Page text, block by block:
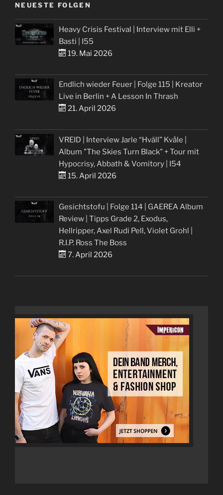
NEUESTE FOLGEN
Heavy Crisis Festival | Interview mit Elli +
Basti | I55
19. Mai 2026
Endlich wieder Feuer | Folge 115 | Kreator
Live in Berlin + A Lesson In Thrash
21. April 2026
VREID | Interview Jarle “Hváll” Kvåle |
Album "The Skies Turn Black" + Tour mit
Hypocrisy, Abbath & Vomitory | I54
15. April 2026
Gesichtstofu | Folge 114 | GAEREA Album
Review | Tipps Grade 2, Exodus,
Hellripper, Axel Rudi Pell, Violet Grohl |
R.I.P. Ross The Boss
7. April 2026